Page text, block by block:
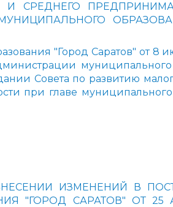
СРЕДНЕГО
"Город Саратов" от 8
муниципального
Совета по развитию
при главе
ВНЕСЕНИИ ИЗМЕНЕНИЙ В
"ГОРОД САРАТОВ" ОТ 25